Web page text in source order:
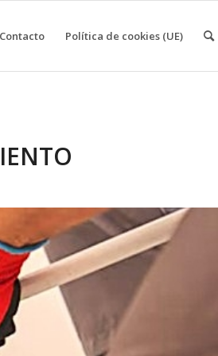
Contacto Política de cookies (UE)